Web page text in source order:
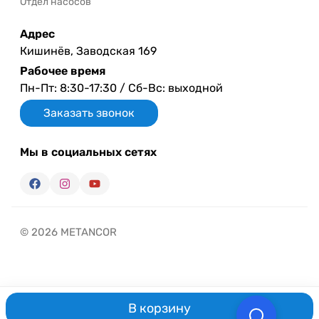
В корзину
Адрес
Кишинёв, Заводская 169
Рабочее время
Пн-Пт: 8:30-17:30 / Сб-Вс: выходной
Заказать звонок
Мы в социальных сетях
© 2026 METANCOR